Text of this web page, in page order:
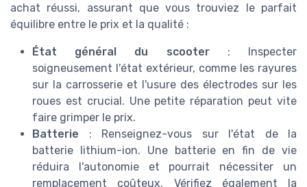
achat réussi, assurant que vous trouviez le parfait
équilibre entre le prix et la qualité :
État général du scooter: Inspecter
soigneusement l'état extérieur, comme les rayures
sur la carrosserie et l'usure des électrodes sur les
roues est crucial. Une petite réparation peut vite
faire grimper le prix.
Batterie : Renseignez-vous sur l'état de la
batterie lithium-ion. Une batterie en fin de vie
réduira l'autonomie et pourrait nécessiter un
remplacement coûteux. Vérifiez également la